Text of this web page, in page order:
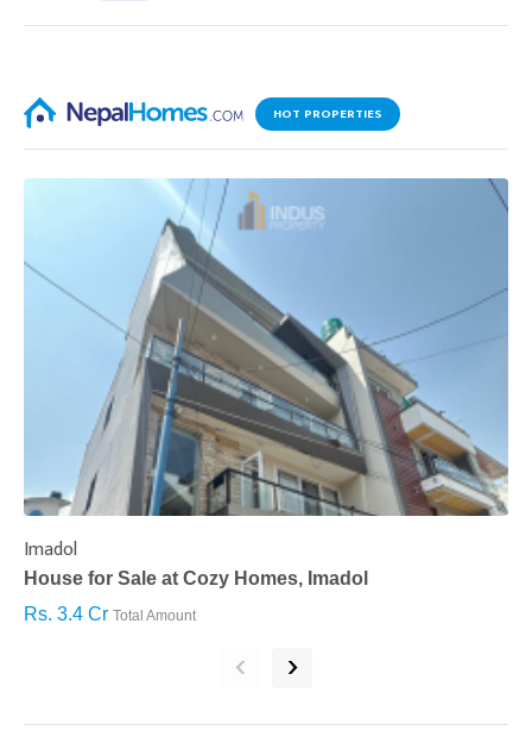
HOT PROPERTIES
Imadol
House for Sale at Cozy Homes, Imadol
Rs. 3.4 Cr Total Amount
‹ ›